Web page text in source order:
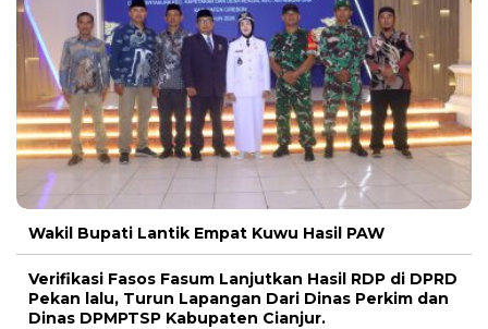
Wakil Bupati Lantik Empat Kuwu Hasil PAW
Verifikasi Fasos Fasum Lanjutkan Hasil RDP di DPRD
Pekan lalu, Turun Lapangan Dari Dinas Perkim dan
Dinas DPMPTSP Kabupaten Cianjur.